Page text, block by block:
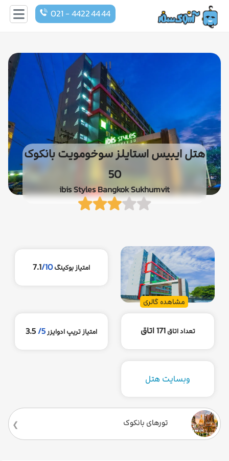
021 - 4422 44 44
هتل ایبیس استایلز سوخومویت بانکوک
50
ibis Styles Bangkok Sukhumvit
مشاهده گالری
امتیاز بوکینگ 7.1/10
تعداد اتاق171 اتاق امتیاز تریپ ادوایزر5/
وبسایت هتل
تورهای بانکوک